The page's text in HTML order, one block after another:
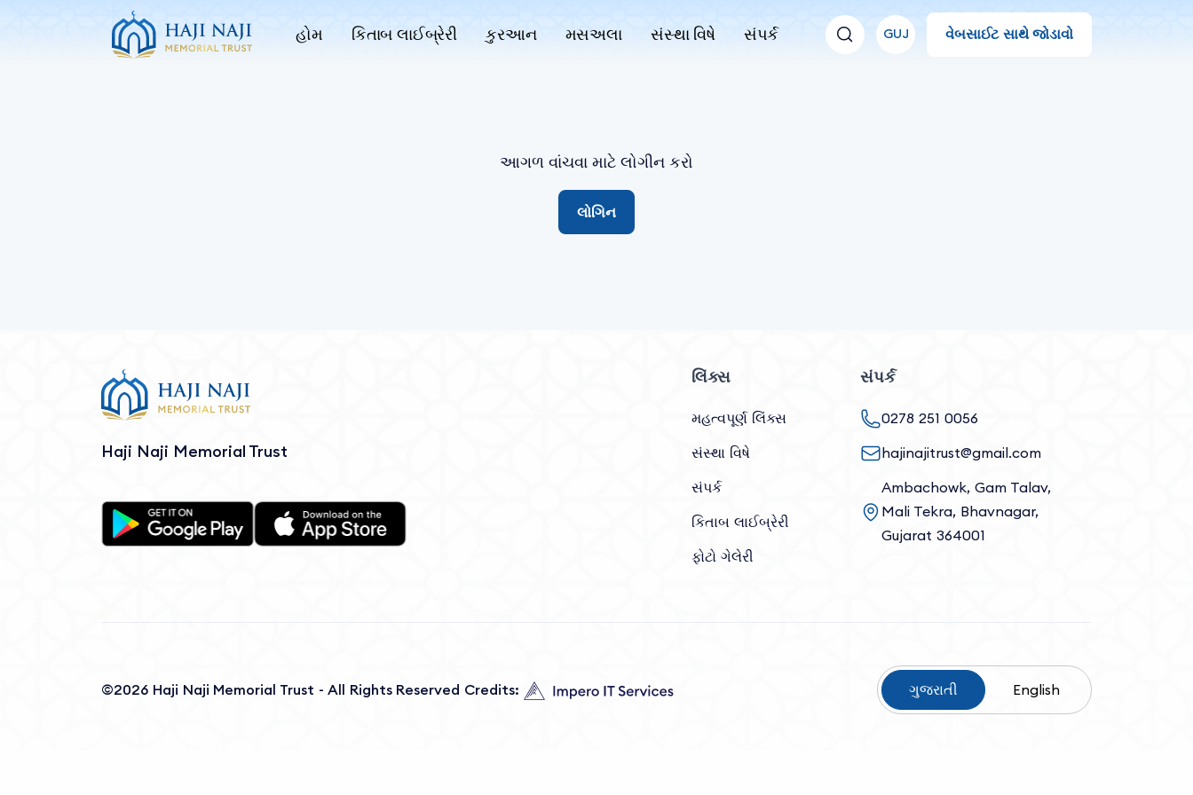
હોમ કિતાબ લાઈબ્રેરી કુરઆન મસઅલા સંસ્થા વિષે સંપર્ક GUJ વેબસાઈટ સાથે જોડાવો
આગળ વાંચવા માટે લોગીન કરો
લોગિન
Haji Naji Memorial Trust
લિંક્સ
મહત્વપૂર્ણ લિંક્સ
સંસ્થા વિષે
સંપર્ક
કિતાબ લાઈબ્રેરી
ફોટો ગેલેરી
સંપર્ક
0278 251 0056
hajinajitrust@gmail.com
Ambachowk, Gam Talav,
Mali Tekra, Bhavnagar,
Gujarat 364001
©2026 Haji Naji Memorial Trust - All Rights Reserved Credits: ગુજરાતી English